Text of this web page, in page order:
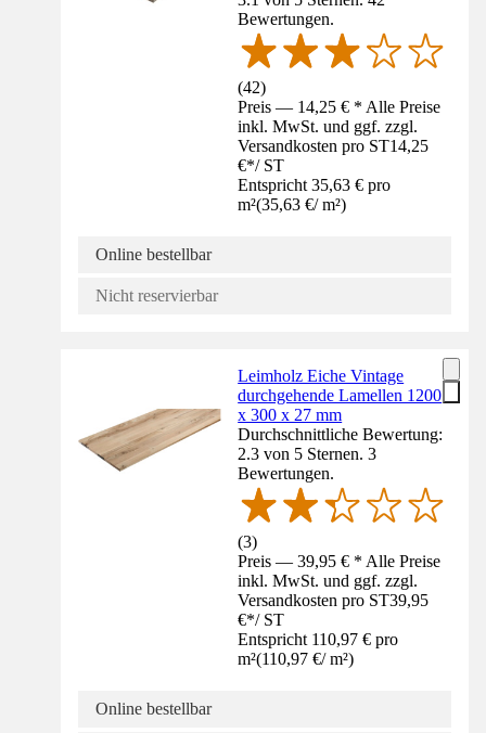
Bewertungen.
(42)
Preis — 14,25 € * Alle Preise
inkl. MwSt. und ggf. zzgl.
Versandkosten pro ST14,25
€*/ ST
Entspricht 35,63 € pro
m²(35,63 €/ m²)
Online bestellbar
Nicht reservierbar
Leimholz Eiche Vintage
durchgehende Lamellen 1200
x 300 x 27 mm
Durchschnittliche Bewertung:
2.3 von 5 Sternen. 3
Bewertungen.
(3)
Preis — 39,95 € * Alle Preise
inkl. MwSt. und ggf. zzgl.
Versandkosten pro ST39,95
€*/ ST
Entspricht 110,97 € pro
m²(110,97 €/ m²)
Online bestellbar